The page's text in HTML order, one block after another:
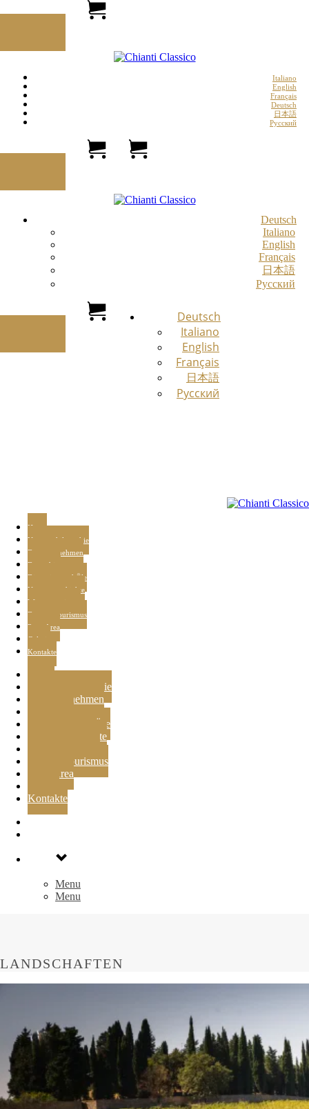
Italiano
English
Français
Deutsch
日本語
Русский
Deutsch
Italiano
English
Français
日本語
Русский
Deutsch
Italiano
English
Français
日本語
Русский
Home
Unsere philosophie
Das unternehmen
Das gebiet
Die weine und Öle
Unsere geschichte
Wine experience
Der agrotourismus
Press Area
Galerie
Kontakte
Unsere philosophie
Das unternehmen
Die weine und Öle
Unsere geschichte
Der agrotourismus
Press Area
Kontakte
Menu
Menu
LANDSCHAFTEN